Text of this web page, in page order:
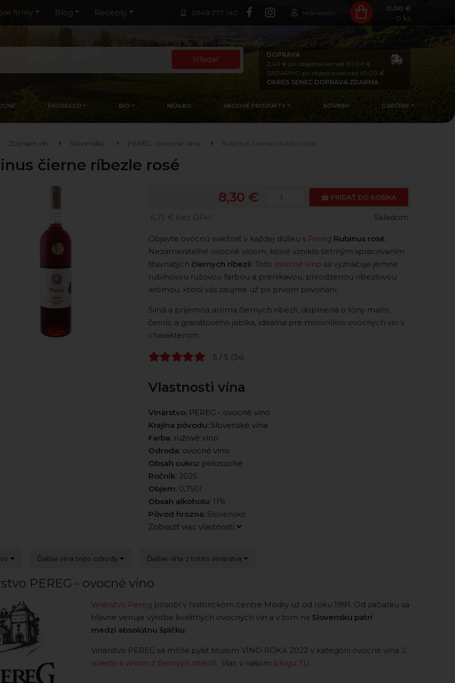
0948 777 140
firmy Blog Recepty Moje konto
0.00 €
0 ks
Hľadať
DOPRAVA
2,40 € pri objednávke nad 30,00 €
ZADARMO pri objednávke nad 49,00 €
OKRES SENEC DOPRAVA ZDARMA
PROSECCO BIO NEALKO AKCIOVÉ PRODUKTY NOVINKY DARČEKY
Zoznam vín Slovensko PEREG - ovocné víno Rubinus čierne ríbezle rosé
čierne ríbezle rosé
8,30 €
6,75 € bez DPH
PRIDAŤ DO KOŠÍKA
Skladom
Objavte ovocnú sviežosť v každej dúšku s Pereg Rubinus rosé.
Nezameniteľné ovocné vínom, ktoré vzniklo šetrným spracovaním
šťavnatých čiernych ríbezlí. Toto ovocné víno sa vyznačuje jemne
rubínovou ružovou farbou a prenikavou, prirodzenou ríbezľovou
arómou, ktorá vás zaujme už pri prvom privoňaní.
Silná a príjemná aróma čiernych ríbezlí, doplnená o tóny malín,
černíc a granátového jablka, ideálna pre milovníkov ovocných vín s
charakterom.
5 / 5 (3x)
Vlastnosti vína
Vinárstvo: PEREG - ovocné víno
Krajina pôvodu: Slovenské vína
Farba: ružové víno
Odroda: ovocné víno
Obsah cukru: polosuché
Ročník:2025
Objem:0,750l
Obsah alkoholu:11%
Pôvod hrozna:Slovensko
Zobraziť viac vlastností
Ďalšie vína tejto odrody Ďalšie vína z tohto vinárstva
PEREG - ovocné víno
Vinárstvo Pereg pôsobí v historickom centre Modry už od roku 1991. Od začiatku sa
hlavne venuje výrobe kvalitných ovocných vín a v tom na Slovensku patrí
medzi absolútnu špičku.
Vinárstvo PEREG sa môže pýšiť titulom VÍNO ROKA 2022 v kategórií ovocné vína 2.
miesto s vínom z čiernych ríbezlí. Viac v našom blogu TU.